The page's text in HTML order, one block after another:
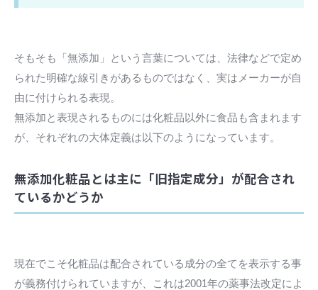
そもそも「無添加」という言葉については、法律などで定め
られた明確な線引きがあるものではなく、実はメーカーが自
由に付けられる表現。
無添加と表現されるものには化粧品以外に食品も含まれます
が、それぞれの大体定義は以下のようになっています。
無添加化粧品とは主に「旧指定成分」が配合され
ているかどうか
現在でこそ化粧品は配合されている成分の全てを表示する事
が義務付けられていますが、これは2001年の薬事法改定によ